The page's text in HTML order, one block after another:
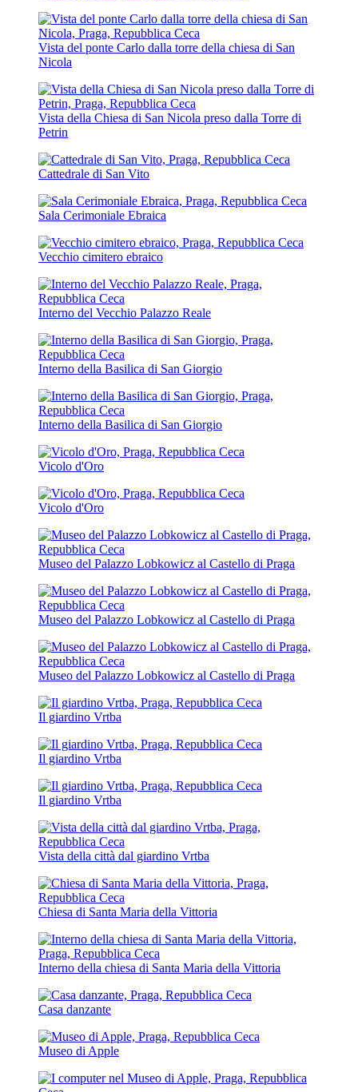
Vista del ponte Carlo dalla torre della chiesa di San
Nicola
Vista della Chiesa di San Nicola preso dalla Torre di
Petrin
Cattedrale di San Vito
Sala Cerimoniale Ebraica
Vecchio cimitero ebraico
Interno del Vecchio Palazzo Reale
Interno della Basilica di San Giorgio
Interno della Basilica di San Giorgio
Vicolo d'Oro
Vicolo d'Oro
Museo del Palazzo Lobkowicz al Castello di Praga
Museo del Palazzo Lobkowicz al Castello di Praga
Museo del Palazzo Lobkowicz al Castello di Praga
Il giardino Vrtba
Il giardino Vrtba
Il giardino Vrtba
Vista della città dal giardino Vrtba
Chiesa di Santa Maria della Vittoria
Interno della chiesa di Santa Maria della Vittoria
Casa danzante
Museo di Apple